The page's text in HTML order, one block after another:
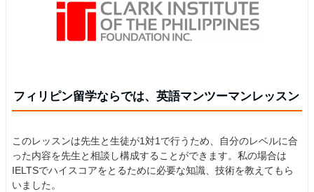
フィリピン留学ならでは、英語マンツーマンレッスン
このレッスンは先生と生徒が1対1で行うため、自分のレベルに合
った内容を先生と相談し構成することができます。私の場合は
IELTSでハイスコアをとるために必要な知識、技術を教えてもら
いました。